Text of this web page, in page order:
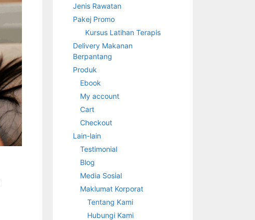
Jenis Rawatan
Pakej Promo
Kursus Latihan Terapis
Delivery Makanan
Berpantang
Produk
Ebook
My account
Cart
Checkout
Lain-lain
Testimonial
Blog
Media Sosial
Maklumat Korporat
Tentang Kami
Hubungi Kami